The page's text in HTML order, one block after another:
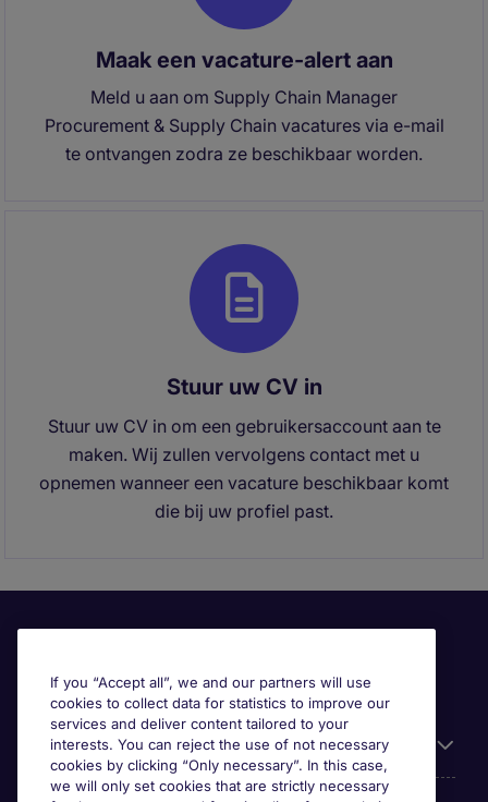
Maak een vacature-alert aan
Meld u aan om Supply Chain Manager
Procurement & Supply Chain vacatures via e-mail
te ontvangen zodra ze beschikbaar worden.
Stuur uw CV in
Stuur uw CV in om een gebruikersaccount aan te
maken. Wij zullen vervolgens contact met u
opnemen wanneer een vacature beschikbaar komt
die bij uw profiel past.
Useful information
If you “Accept all”, we and our partners will use
cookies to collect data for statistics to improve our
services and deliver content tailored to your
interests. You can reject the use of not necessary
cookies by clicking “Only necessary”. In this case,
we will only set cookies that are strictly necessary